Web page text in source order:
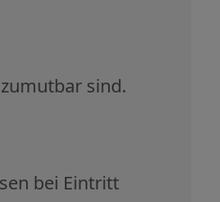
sind.
bei Eintritt